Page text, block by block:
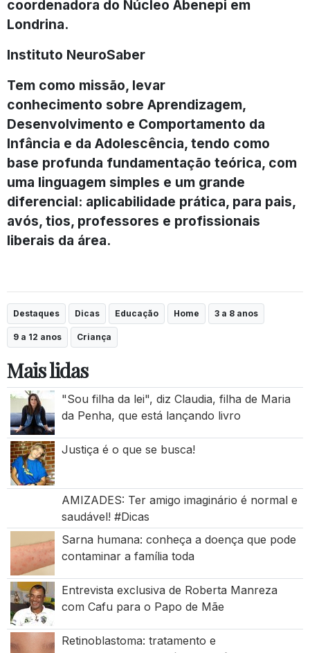
coordenadora do Núcleo Abenepi em
Londrina.
Instituto NeuroSaber
Tem como missão, levar
conhecimento sobre Aprendizagem,
Desenvolvimento e Comportamento da
Infância e da Adolescência, tendo como
base profunda fundamentação teórica, com
uma linguagem simples e um grande
diferencial: aplicabilidade prática, para pais,
avós, tios, professores e profissionais
liberais da área.
Destaques Dicas Educação Home 3 a 8 anos
9 a 12 anos Criança
Mais lidas
"Sou filha da lei", diz Claudia, filha de Maria
da Penha, que está lançando livro
Justiça é o que se busca!
AMIZADES: Ter amigo imaginário é normal e
saudável! #Dicas
Sarna humana: conheça a doença que pode
contaminar a família toda
Entrevista exclusiva de Roberta Manreza
com Cafu para o Papo de Mãe
Retinoblastoma: tratamento e